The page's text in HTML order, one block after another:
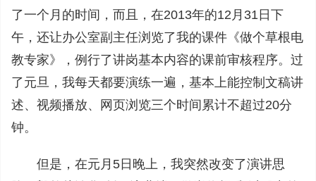
了一个月的时间，而且，在2013年的12月31日下
午，还让办公室副主任浏览了我的课件《做个草根电
教专家》，例行了讲岗基本内容的课前审核程序。过
了元旦，我每天都要演练一遍，基本上能控制文稿讲
述、视频播放、网页浏览三个时间累计不超过20分
钟。
但是，在元月5日晚上，我突然改变了演讲思